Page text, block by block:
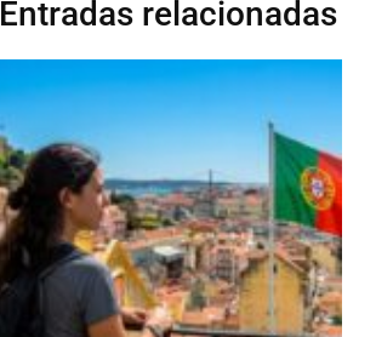
Entradas relacionadas